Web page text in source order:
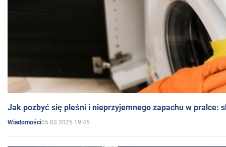
Jak pozbyć się pleśni i nieprzyjemnego zapachu w pralce:
Wiadomości05.03.2025 19:45